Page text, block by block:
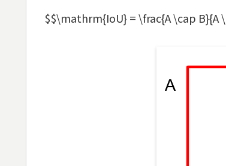
$$\mathrm{IoU} = \frac{A \cap B}{A